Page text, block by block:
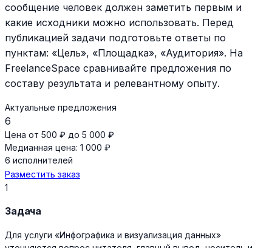
сообщение человек должен заметить первым и
какие исходники можно использовать. Перед
публикацией задачи подготовьте ответы по
пунктам: «Цель», «Площадка», «Аудитория». На
FreelanceSpace сравнивайте предложения по
составу результата и релевантному опыту.
Актуальные предложения
6
Цена от 500 ₽ до 5 000 ₽
Медианная цена: 1 000 ₽
6 исполнителей
Разместить заказ
1
Задача
Для услуги «Инфографика и визуализация данных»